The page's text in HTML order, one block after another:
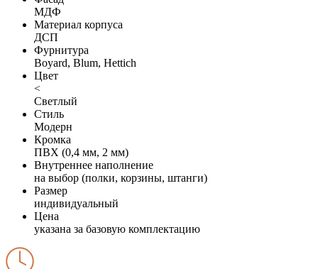
МДФ
Материал корпуса
ДСП
Фурнитура
Boyard, Blum, Hettich
Цвет
<
Светлый
Стиль
Модерн
Кромка
ПВХ (0,4 мм, 2 мм)
Внутреннее наполнение
на выбор (полки, корзины, штанги)
Размер
индивидуальный
Цена
указана за базовую комплектацию